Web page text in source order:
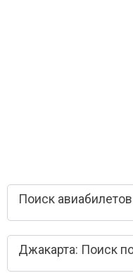
Поиск
Джакарта: Поиск